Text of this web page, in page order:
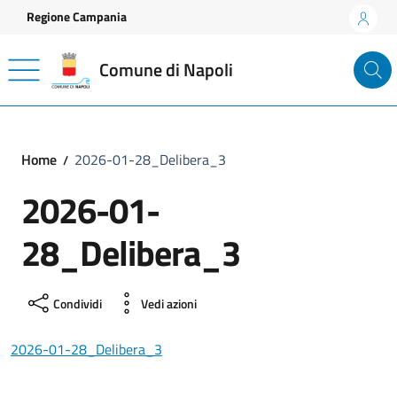
Vai ai contenuti
Vai al footer
Regione Campania
Comune di Napoli
Home 2026-01-28_Delibera_3
2026-01-
28_Delibera_3
Condividi Vedi azioni
2026-01-28_Delibera_3